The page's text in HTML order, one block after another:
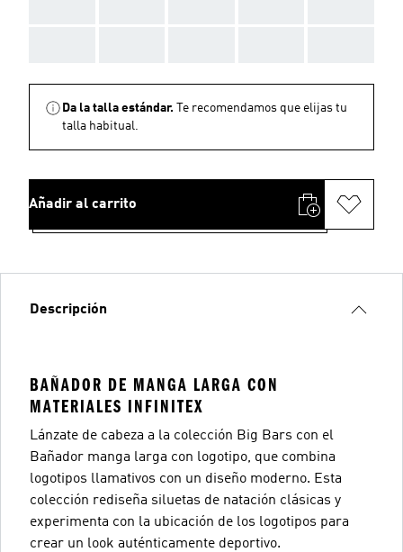
Da la talla estándar.
Te recomendamos que elijas tu
talla habitual.
Añadir al carrito
Descripción
BAÑADOR DE MANGA LARGA CON
MATERIALES INFINITEX
Lánzate de cabeza a la colección Big Bars con el
Bañador manga larga con logotipo, que combina
logotipos llamativos con un diseño moderno. Esta
colección rediseña siluetas de natación clásicas y
experimenta con la ubicación de los logotipos para
crear un look auténticamente deportivo.